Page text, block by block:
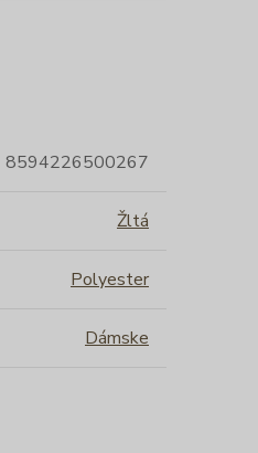
8594226500267
Žltá
Polyester
Dámske